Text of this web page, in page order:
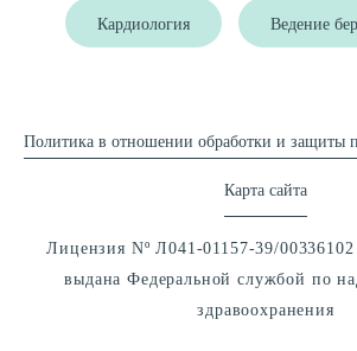
Кардиология Ведение
Политика в отношении обработки и защиты
Карта сайта
Лицензия Nº Л041-01157-39/00336102
выдана Федеральной службой по
здравоохранения